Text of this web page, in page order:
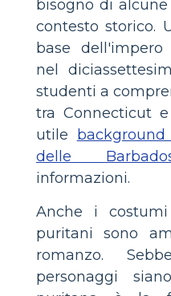
bisogno di
contesto storico.
base
nel
studenti a
tra Connecticut
utile
delle
informazioni.
Anche i
puritani sono
romanzo.
personaggi